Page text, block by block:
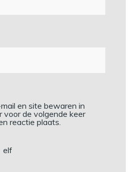
en site bewaren in
voor de volgende keer
reactie plaats.
elf